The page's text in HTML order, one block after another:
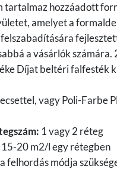
tartalmaz hozzáadott
amelyet a
a vásárlók
Díjat beltéri falfesték
ecsettel, vagy Poli-Farbe
1 vagy 2 réteg
15-20 m2/l egy rétegben
felhordás módja